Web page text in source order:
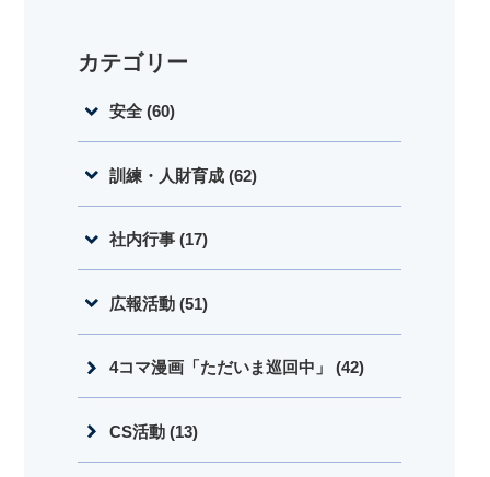
カテゴリー
安全 (60)
訓練・人財育成 (62)
社内行事 (17)
広報活動 (51)
4コマ漫画「ただいま巡回中」 (42)
CS活動 (13)